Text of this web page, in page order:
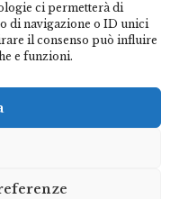
ci permetterà di
di navigazione o ID unici
il consenso può influire
e funzioni.